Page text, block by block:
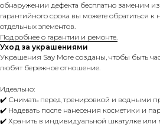
обнаружении дефекта бесплатно заменим
гарантийного срока вы можете обратиться
отдельных элементов.
Подробнее о гарантии и ремонте.
Уход за украшениями
Украшения Say More созданы, чтобы быть
любят бережное отношение.
Идеально:
✔️ Снимать перед тренировкой и водными
✔️ Надевать после нанесения косметики и
✔️ Хранить в индивидуальной шкатулке или